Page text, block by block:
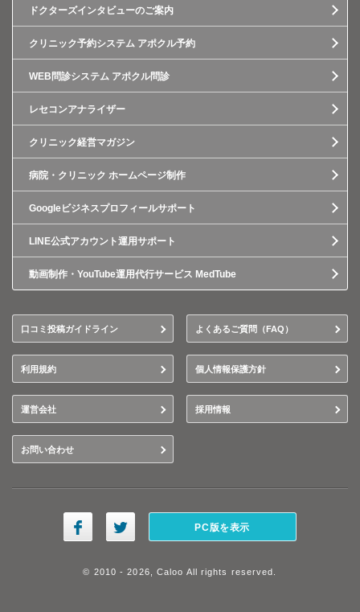
ドクターズインタビューのご案内
クリニック予約システム アポクル予約
WEB問診システム アポクル問診
レセコンアナライザー
クリニック経営マガジン
病院・クリニック ホームページ制作
Googleビジネスプロフィールサポート
LINE公式アカウント運用サポート
動画制作・YouTube運用代行サービス MedTube
口コミ投稿ガイドライン よくあるご質問（FAQ）
利用規約 個人情報保護方針
運営会社 採用情報
お問い合わせ
PC版を表示
© 2010 - 2026, Caloo All rights reserved.